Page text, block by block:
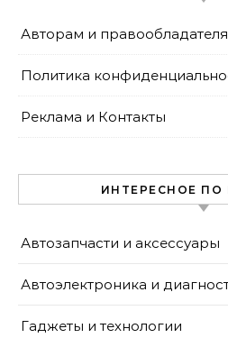
Авторам и
Политика
Реклама и Контакты
ИНТЕРЕСНОЕ ПО
Автозапчасти и аксессуары
Автоэлектроника и
Гаджеты и технологии